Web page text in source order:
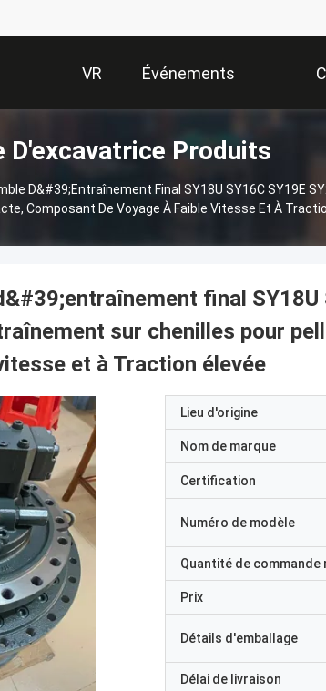
VR
Show
Événements
D'excavatrice Produits
D&#39;entraînement Final SY18U SY16C SY19E
Composant De Voyage À Faible Vitesse Et À
final SY18U
sur chenilles pour
et à Traction élevée
Lieu d'origine
Nom de marque
Certification
Numéro de modèle
Quantité de commande
Prix
Détails d'emballage
Délai de livraison